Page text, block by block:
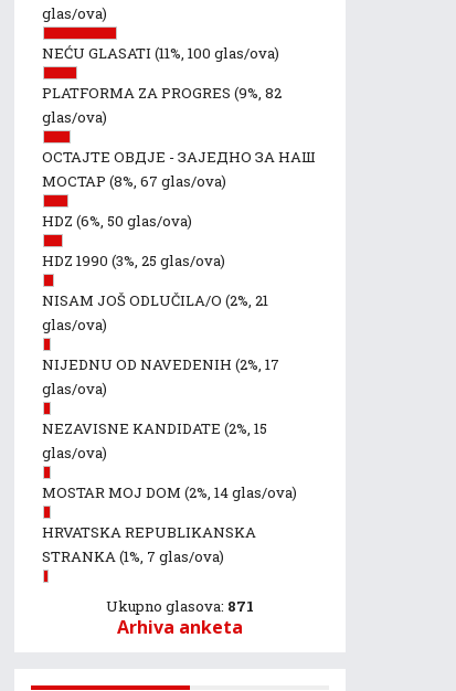
glas/ova)
NEĆU GLASATI (11%, 100 glas/ova)
PLATFORMA ZA PROGRES (9%, 82
glas/ova)
ОСТАЈТЕ ОВДЈЕ - ЗАЈЕДНО ЗА НАШ
МОСТАР (8%, 67 glas/ova)
HDZ (6%, 50 glas/ova)
HDZ 1990 (3%, 25 glas/ova)
NISAM JOŠ ODLUČILA/O (2%, 21
glas/ova)
NIJEDNU OD NAVEDENIH (2%, 17
glas/ova)
NEZAVISNE KANDIDATE (2%, 15
glas/ova)
MOSTAR MOJ DOM (2%, 14 glas/ova)
HRVATSKA REPUBLIKANSKA
STRANKA(1%, 7 glas/ova)
Ukupno glasova: 871
Arhiva anketa